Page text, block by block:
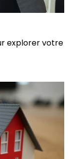
explorer votre